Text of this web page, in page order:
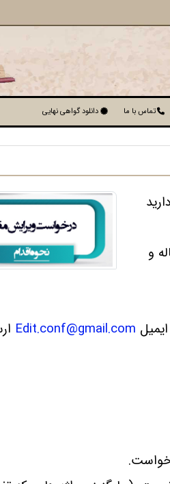
تماس با ما دانلود گواهی نهایی
و
Edit.conf@gmail.com